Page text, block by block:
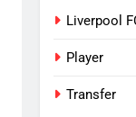
Liverpool
Player
Transfer